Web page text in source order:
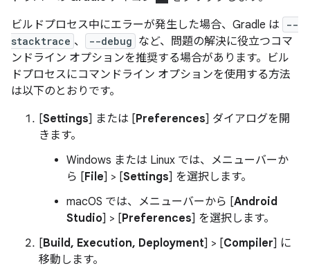
ビルドプロセス中にエラーが発生した場合、Gradle は
--
stacktrace 、 --debug など、問題の解決に役立つコマ
ンドライン オプションを推奨する場合があります。ビル
ドプロセスにコマンドライン オプションを使用する方法
は以下のとおりです。
[Settings] または [Preferences] ダイアログを開
きます。
Windows または Linux では、メニューバーか
ら [File] > [Settings] を選択します。
macOS では、メニューバーから [Android
Studio] > [Preferences] を選択します。
[Build, Execution, Deployment] > [Compiler] に
移動します。